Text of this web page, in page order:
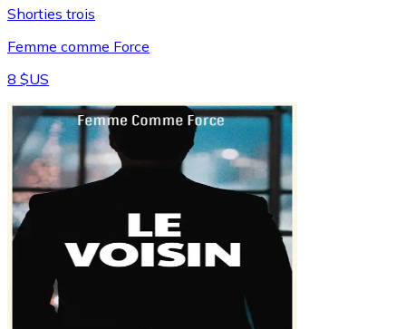
Shorties trois
Femme comme Force
8 $US